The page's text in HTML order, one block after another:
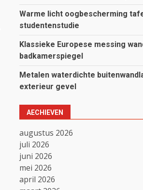
Warme licht oogbescherming
studentenstudie
Klassieke Europese messing
badkamerspiegel
Metalen waterdichte
exterieur gevel
AECHIEVEN
augustus 2026
juli 2026
juni 2026
mei 2026
april 2026